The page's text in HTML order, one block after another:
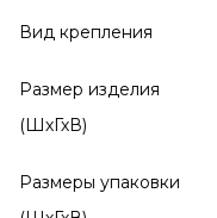
Вид крепления
Размер изделия
(ШхГхВ)
Размеры упаковки